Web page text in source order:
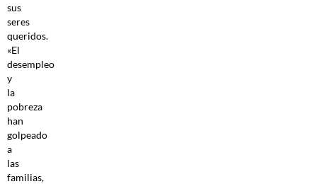
sus
seres
queridos.
«El
desempleo
y
la
pobreza
han
golpeado
a
las
familias,